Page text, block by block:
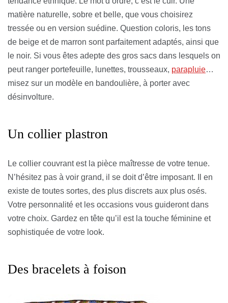
matière naturelle, sobre et belle, que vous choisirez
tressée ou en version suédine. Question coloris, les tons
de beige et de marron sont parfaitement adaptés, ainsi que
le noir. Si vous êtes adepte des gros sacs dans lesquels on
peut ranger portefeuille, lunettes, trousseaux, parapluie…
misez sur un modèle en bandoulière, à porter avec
désinvolture.
Un collier plastron
Le collier couvrant est la pièce maîtresse de votre tenue.
N’hésitez pas à voir grand, il se doit d’être imposant. Il en
existe de toutes sortes, des plus discrets aux plus osés.
Votre personnalité et les occasions vous guideront dans
votre choix. Gardez en tête qu’il est la touche féminine et
sophistiquée de votre look.
Des bracelets à foison